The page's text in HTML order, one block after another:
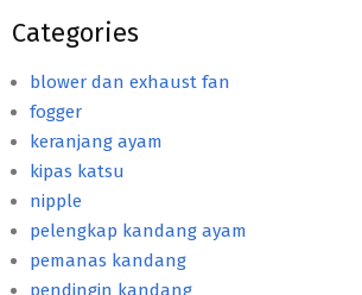
Categories
blower dan exhaust fan
fogger
keranjang ayam
kipas katsu
nipple
pelengkap kandang ayam
pemanas kandang
pendingin kandang